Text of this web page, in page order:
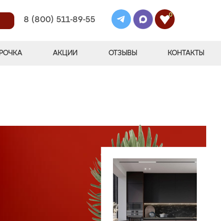
8 (800) 511-89-55
0
АКЦИИ ОТЗЫВЫ КОНТАКТЫ